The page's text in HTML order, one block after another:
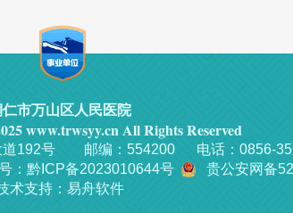
仁市万山区人民医院
www.trwsyy.cn All Rights Reserved
道192号 邮编：554200 电话：0856-
： 黔ICP备2023010644号
贵公安网备
术支持 ： 易舟软件